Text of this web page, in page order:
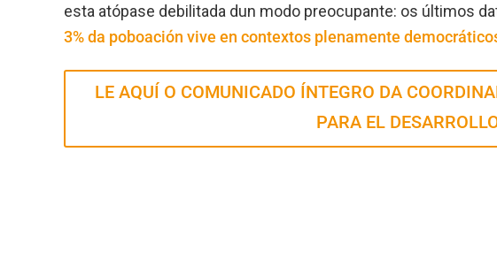
esta atópase debilitada dun modo preocupante: os últimos
3% da poboación vive en contextos plenamente
LE AQUÍ O COMUNICADO ÍNTEGRO DA
PARA EL